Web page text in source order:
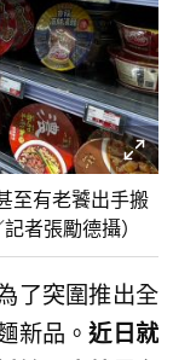
至有老饕出手搬
者張勵德攝）
了突圍推出全
新品。近日就